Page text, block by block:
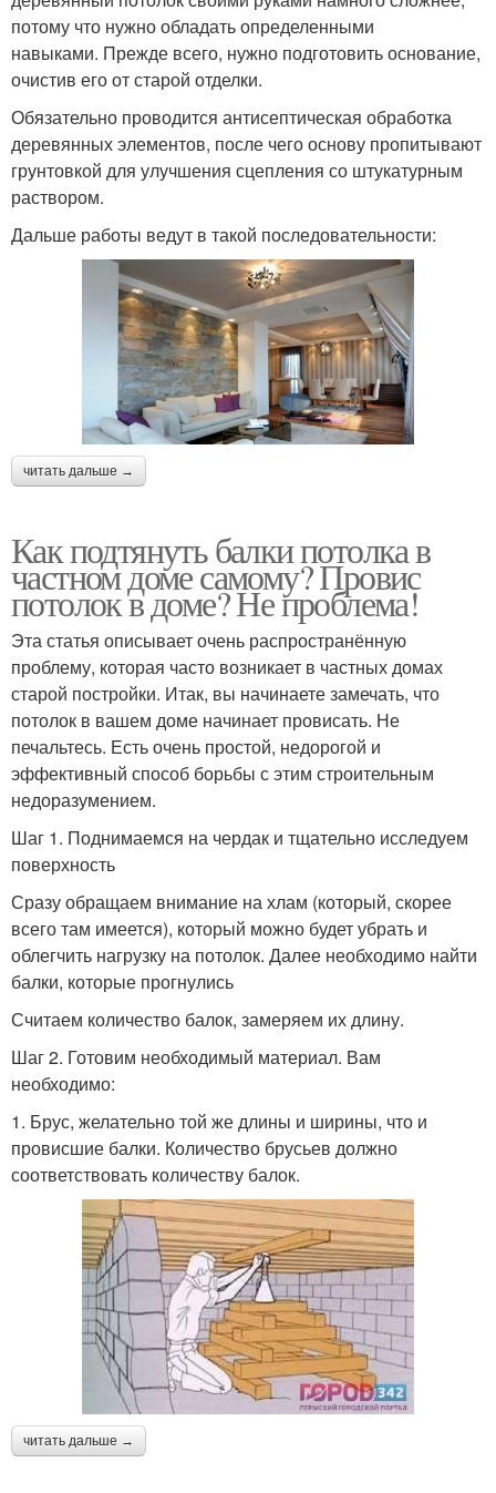
потому что нужно обладать определенными
навыками. Прежде всего, нужно подготовить основание,
очистив его от старой отделки.
Обязательно проводится антисептическая обработка
деревянных элементов, после чего основу пропитывают
грунтовкой для улучшения сцепления со штукатурным
раствором.
Дальше работы ведут в такой последовательности:
читать дальше →
Как подтянуть балки потолка в
частном доме самому? Провис
потолок в доме? Не проблема!
Эта статья описывает очень распространённую
проблему, которая часто возникает в частных домах
старой постройки. Итак, вы начинаете замечать, что
потолок в вашем доме начинает провисать. Не
печальтесь. Есть очень простой, недорогой и
эффективный способ борьбы с этим строительным
недоразумением.
Шаг 1. Поднимаемся на чердак и тщательно исследуем
поверхность
Сразу обращаем внимание на хлам (который, скорее
всего там имеется), который можно будет убрать и
облегчить нагрузку на потолок. Далее необходимо найти
балки, которые прогнулись
Считаем количество балок, замеряем их длину.
Шаг 2. Готовим необходимый материал. Вам
необходимо:
1. Брус, желательно той же длины и ширины, что и
провисшие балки. Количество брусьев должно
соответствовать количеству балок.
читать дальше →